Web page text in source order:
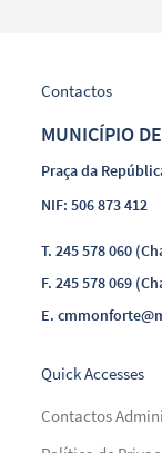
Contactos
MUNICÍPIO
Praça da
NIF: 506 873 412
T.245 578 060
F.245 578 069
E.
Quick Accesses
Contactos